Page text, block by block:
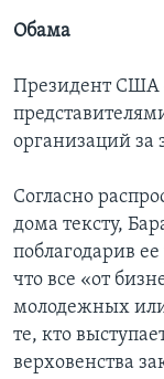
Обама
Президент США
организаций
Согласно
дома тексту,
поблагодарив
что все «от
молодежных или
те, кто
верховенства